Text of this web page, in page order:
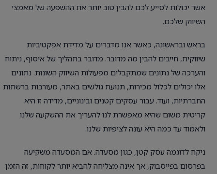
אשר יכולות לסייע לכם להבין טוב יותר את ההשפעה של מאמצי
השיווק שלכם.
בראש ובראשונה, כאשר אנו מדברים על מדידת אפקטיביות
שיווקית, חייבים להבין מה מדובר. מדובר בתהליך של איסוף, ניתוח
והערכה של נתונים שמתקבלים מפעולות השיווק השונות. נתונים
אלו יכולים לכלול מכירות, תנועת גולשים באתר, מעורבות ברשתות
החברתיות, ועוד. עבור עסקים קטנים ובינוניים, מדידה זו היא
קריטית משום שהיא מאפשרת לנו להעריך את ההשקעה שלנו
ולאמוד עד כמה היא עונה לציפיות שלנו.
ניקח לדוגמה עסק קטן, כגון מסעדה. אם המסעדה משקיעה
בפרסום בפייסבוק, אך אינה מצליחה להביא יותר לקוחות, זה הזמן